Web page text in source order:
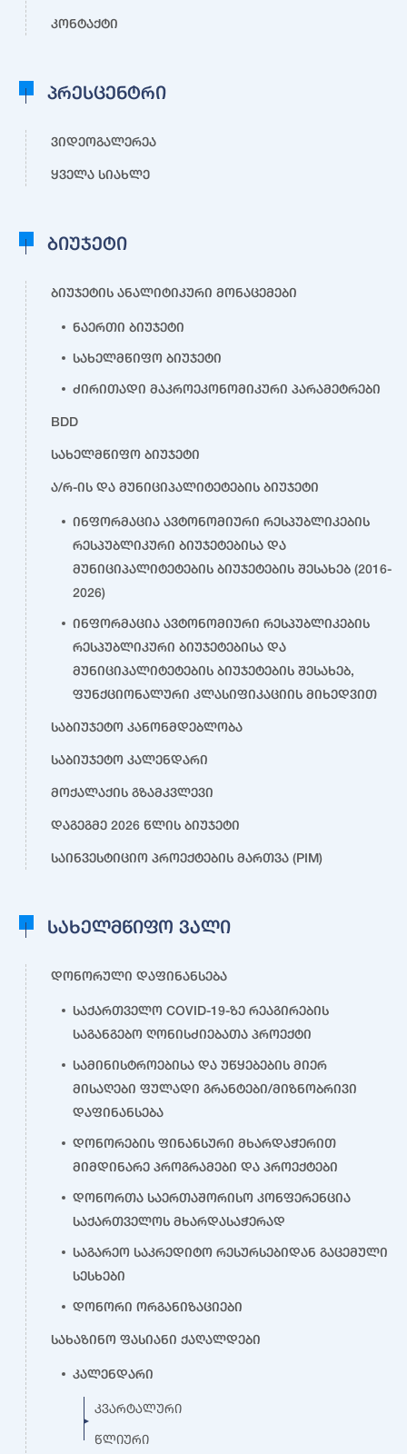
კონტაქტი
პრესცენტრი
ვიდეოგალერეა
ყველა სიახლე
ბიუჯეტი
ბიუჯეტის ანალიტიკური მონაცემები
ნაერთი ბიუჯეტი
სახელმწიფო ბიუჯეტი
ძირითადი მაკროეკონომიკური პარამეტრები
BDD
სახელმწიფო ბიუჯეტი
ა/რ-ის და მუნიციპალიტეტების ბიუჯეტი
ინფორმაცია ავტონომიური რესპუბლიკების
რესპუბლიკური ბიუჯეტებისა და
მუნიციპალიტეტების ბიუჯეტების შესახებ (2016-
2026)
ინფორმაცია ავტონომიური რესპუბლიკების
რესპუბლიკური ბიუჯეტებისა და
მუნიციპალიტეტების ბიუჯეტების შესახებ,
ფუნქციონალური კლასიფიკაციის მიხედვით
საბიუჯეტო კანონმდებლობა
საბიუჯეტო კალენდარი
მოქალაქის გზამკვლევი
დაგეგმე 2026 წლის ბიუჯეტი
საინვესტიციო პროექტების მართვა (PIM)
სახელმწიფო ვალი
დონორული დაფინანსება
საქართველო COVID-19-ზე რეაგირების
საგანგებო ღონისძიებათა პროექტი
სამინისტროებისა და უწყებების მიერ
მისაღები ფულადი გრანტები/მიზნობრივი
დაფინანსება
დონორების ფინანსური მხარდაჭერით
მიმდინარე პროგრამები და პროექტები
დონორთა საერთაშორისო კონფერენცია
საქართველოს მხარდასაჭერად
საგარეო საკრედიტო რესურსებიდან გაცემული
სესხები
დონორი ორგანიზაციები
სახაზინო ფასიანი ქაღალდები
კალენდარი
კვარტალური
წლიური